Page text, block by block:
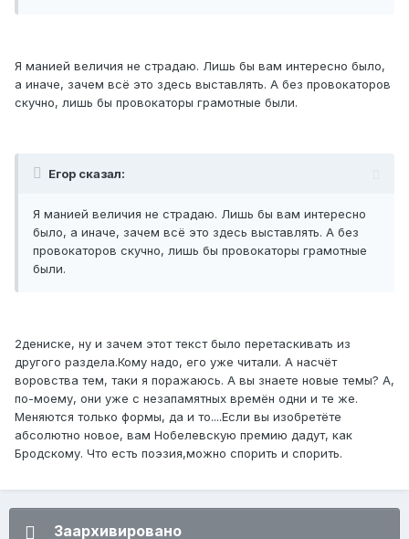
Я манией величия не страдаю. Лишь бы вам интересно было,
а иначе, зачем всё это здесь выставлять. А без провокаторов
скучно, лишь бы провокаторы грамотные были.
Егор сказал:
Я манией величия не страдаю. Лишь бы вам интересно
было, а иначе, зачем всё это здесь выставлять. А без
провокаторов скучно, лишь бы провокаторы грамотные
были.
2дениске, ну и зачем этот текст было перетаскивать из
другого раздела.Кому надо, его уже читали. А насчёт
воровства тем, таки я поражаюсь. А вы знаете новые темы? А,
по-моему, они уже с незапамятных времён одни и те же.
Меняются только формы, да и то....Если вы изобретёте
абсолютно новое, вам Нобелевскую премию дадут, как
Бродскому. Что есть поэзия,можно спорить и спорить.
Заархивировано